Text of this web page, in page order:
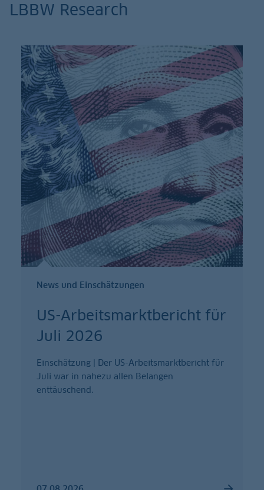
LBBW Research
News und Einschätzungen
US-Arbeitsmarktbericht für
Juli 2026
Einschätzung | Der US-Arbeitsmarktbericht für
Juli war in nahezu allen Belangen
enttäuschend.